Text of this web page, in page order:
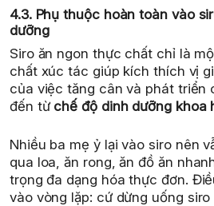
4.3. Phụ thuộc hoàn toàn vào
dưỡng
Siro ăn ngon thực chất chỉ là
chất xúc tác giúp kích thích vị
của việc tăng cân và phát triển
đến từ chế độ dinh dưỡng khoa
Nhiều ba mẹ ỷ lại vào siro nên
qua loa, ăn rong, ăn đồ ăn
trọng đa dạng hóa thực đơn.
vào vòng lặp: cứ dừng uống